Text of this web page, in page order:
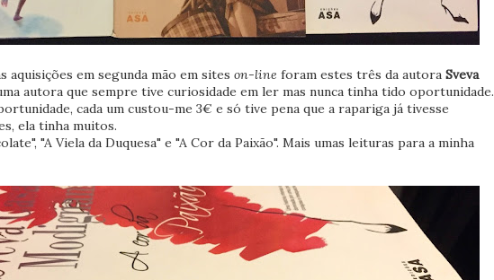
aquisições em segunda mão em sites on-line foram estes três da autora Sveva
autora que sempre tive curiosidade em ler mas nunca tinha tido oportunidade.
cada um custou-me 3€ e só tive pena que a rapariga já tivesse
ela tinha muitos.
"A Viela da Duquesa" e "A Cor da Paixão". Mais umas leituras para a minha